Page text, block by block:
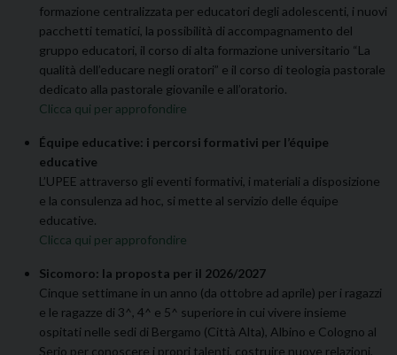
formazione centralizzata per educatori degli adolescenti, i nuovi
pacchetti tematici, la possibilità di accompagnamento del
gruppo educatori, il corso di alta formazione universitario “La
qualità dell’educare negli oratori” e il corso di teologia pastorale
dedicato alla pastorale giovanile e all’oratorio.
Clicca qui per approfondire
Équipe educative: i percorsi formativi per l’équipe
educative
L’UPEE attraverso gli eventi formativi, i materiali a disposizione
e la consulenza ad hoc, si mette al servizio delle équipe
educative.
Clicca qui per approfondire
Sicomoro: la proposta per il 2026/2027
Cinque settimane in un anno (da ottobre ad aprile) per i ragazzi
e le ragazze di 3^, 4^ e 5^ superiore in cui vivere insieme
ospitati nelle sedi di Bergamo (Città Alta), Albino e Cologno al
Serio per conoscere i propri talenti, costruire nuove relazioni,